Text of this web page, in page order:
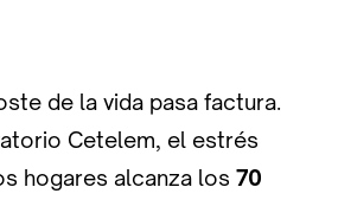
de la vida pasa factura.
Cetelem, el estrés
hogares alcanza los 70